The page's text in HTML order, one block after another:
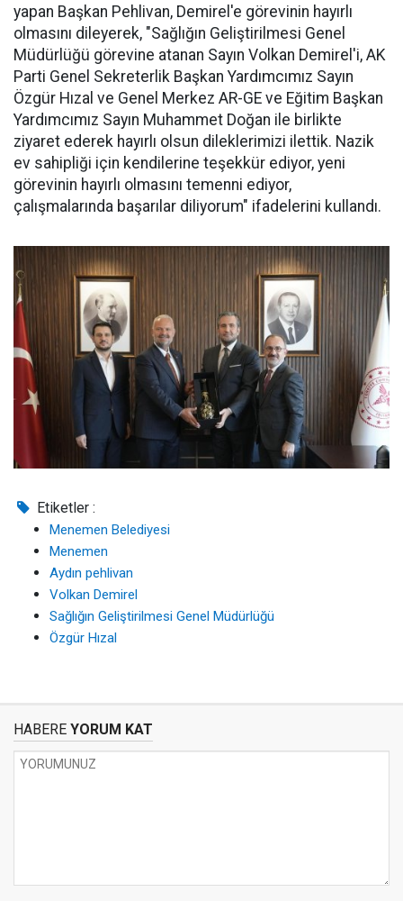
yapan Başkan Pehlivan, Demirel'e görevinin hayırlı
olmasını dileyerek, "Sağlığın Geliştirilmesi Genel
Müdürlüğü görevine atanan Sayın Volkan Demirel'i, AK
Parti Genel Sekreterlik Başkan Yardımcımız Sayın
Özgür Hızal ve Genel Merkez AR-GE ve Eğitim Başkan
Yardımcımız Sayın Muhammet Doğan ile birlikte
ziyaret ederek hayırlı olsun dileklerimizi ilettik. Nazik
ev sahipliği için kendilerine teşekkür ediyor, yeni
görevinin hayırlı olmasını temenni ediyor,
çalışmalarında başarılar diliyorum" ifadelerini kullandı.
Etiketler :
Menemen Belediyesi
Menemen
Aydın pehlivan
Volkan Demirel
Sağlığın Geliştirilmesi Genel Müdürlüğü
Özgür Hızal
HABERE YORUM KAT